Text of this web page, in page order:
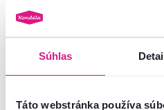
Súhlas
Táto webstránka používa
Nenašli ste